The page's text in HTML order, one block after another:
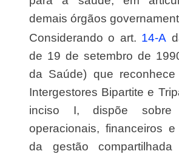
demais órgãos
Considerando o art. 14-A
de 19 de setembro de
da Saúde) que
Intergestores Bipartite e
inciso I, dispõe sobre
operacionais, financeiros e
da gestão